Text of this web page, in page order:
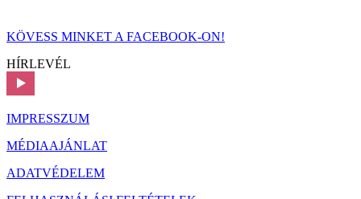
KÖVESS MINKET A FACEBOOK-ON!
HÍRLEVÉL
IMPRESSZUM
MÉDIAAJÁNLAT
ADATVÉDELEM